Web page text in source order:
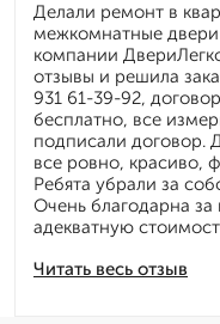
Читать весь отзыв
Делали ремонт в
межкомнатные
компании
отзывы и решила
931 61-39-92,
бесплатно, все
подписали договор.
все ровно, красиво,
Ребята убрали за
Очень благодарна за
адекватную